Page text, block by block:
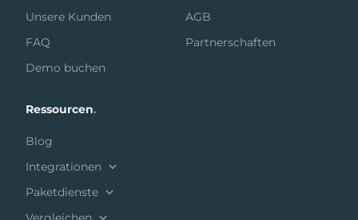
Unsere Kunden
FAQ
Demo buchen
AGB
Partnerschaften
Ressourcen.
Blog
Integrationen
Paketdienste